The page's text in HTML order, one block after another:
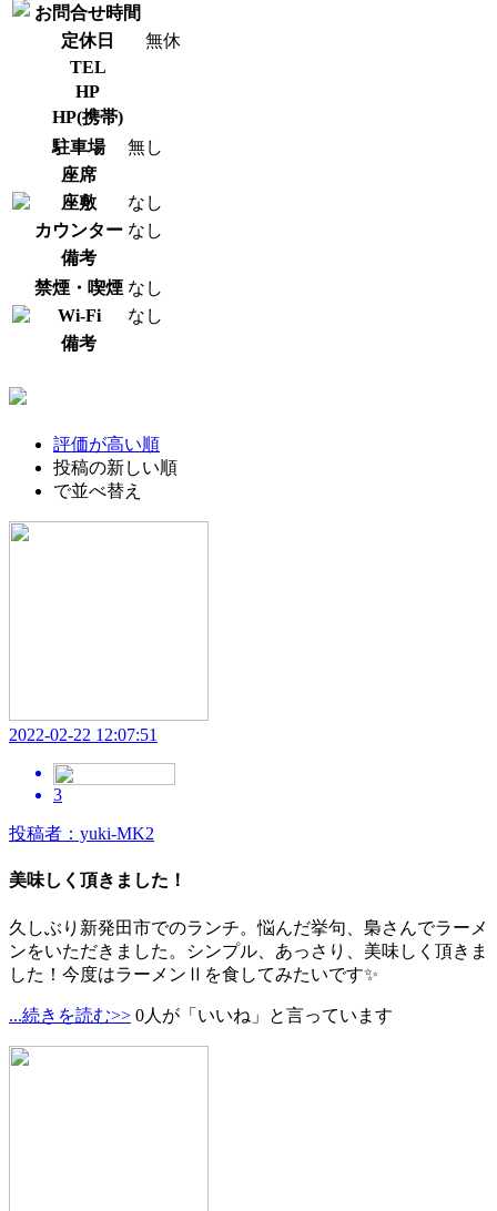
お問合せ時間
定休日
無休
TEL
HP
HP(携帯)
駐車場
無し
座席
座敷
なし
カウンター なし
備考
禁煙・喫煙 なし
Wi-Fi
なし
備考
評価が高い順
投稿の新しい順
で並べ替え
2022-02-22 12:07:51
3
投稿者：yuki-MK2
美味しく頂きました！
久しぶり新発田市でのランチ。悩んだ挙句、梟さんでラーメ
ンをいただきました。シンプル、あっさり、美味しく頂きま
した！今度はラーメンⅡを食してみたいです✨
...続きを読む>> 0人が「いいね」と言っています